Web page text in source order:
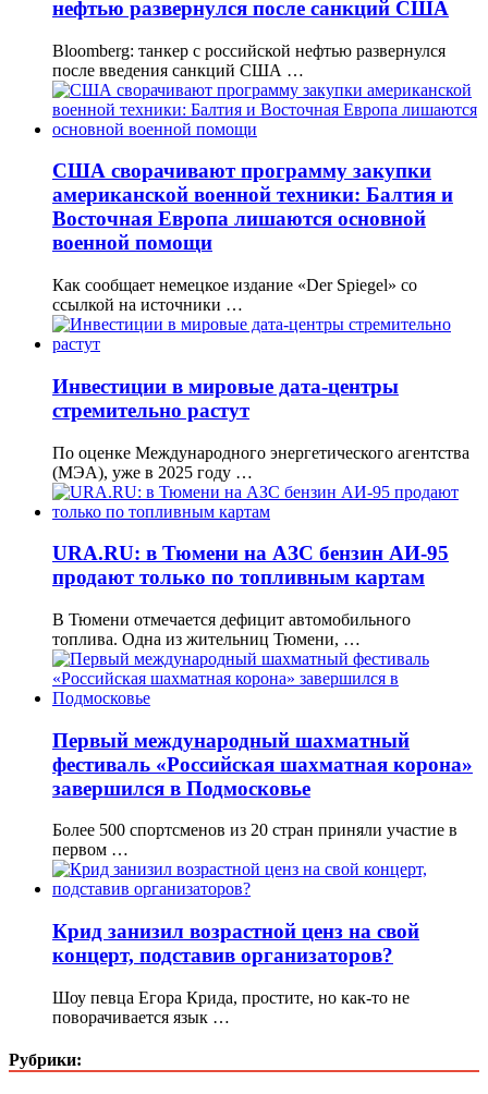
нефтью развернулся после санкций США
Bloomberg: танкер с российской нефтью развернулся
после введения санкций США …
США сворачивают программу закупки
американской военной техники: Балтия и
Восточная Европа лишаются основной
военной помощи
Как сообщает немецкое издание «Der Spiegel» со
ссылкой на источники …
Инвестиции в мировые дата-центры
стремительно растут
По оценке Международного энергетического агентства
(МЭА), уже в 2025 году …
URA.RU: в Тюмени на АЗС бензин АИ-95
продают только по топливным картам
В Тюмени отмечается дефицит автомобильного
топлива. Одна из жительниц Тюмени, …
Первый международный шахматный
фестиваль «Российская шахматная корона»
завершился в Подмосковье
Более 500 спортсменов из 20 стран приняли участие в
первом …
Крид занизил возрастной ценз на свой
концерт, подставив организаторов?
Шоу певца Егора Крида, простите, но как-то не
поворачивается язык …
Рубрики: